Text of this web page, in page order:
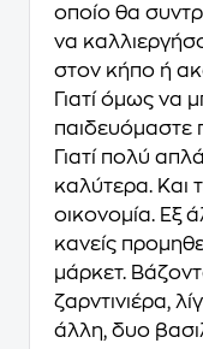
οποίο θα
να
στον κήπο ή
Γιατί όμως να
παιδευόμαστε
Γιατί πολύ
καλύτερα. Και
οικονομία. Εξ
κανείς
μάρκετ.
ζαρντινιέρα,
άλλη, δυο